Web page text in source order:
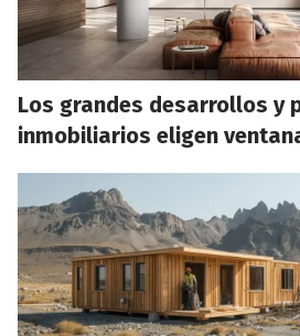
Los grandes desarrollos y
inmobiliarios eligen